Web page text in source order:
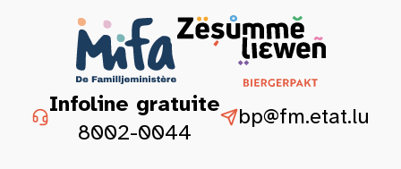
Infoline gratuite
8002-0044
bp@fm.etat.lu